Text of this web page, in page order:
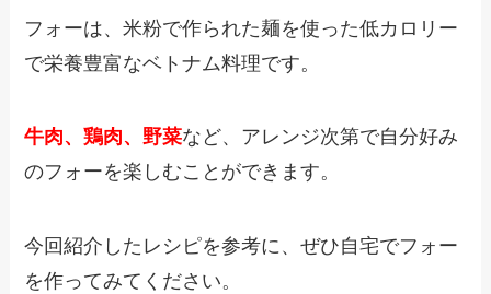
フォーは、米粉で作られた麺を使った低カロリー
で栄養豊富なベトナム料理です。
牛肉、鶏肉、野菜など、アレンジ次第で自分好み
のフォーを楽しむことができます。
今回紹介したレシピを参考に、ぜひ自宅でフォー
を作ってみてください。